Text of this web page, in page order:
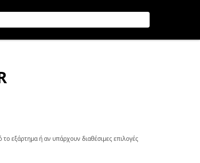
εξάρτημα ή αν υπάρχουν διαθέσιμες επιλογές